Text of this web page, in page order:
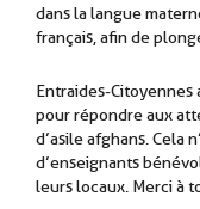
dans la langue
français, afin de
Entraides-Citoyennes
pour répondre aux
d’asile afghans. Cela
d’enseignants
leurs locaux. Merci à